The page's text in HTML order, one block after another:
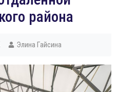
района
Элина Гайсина